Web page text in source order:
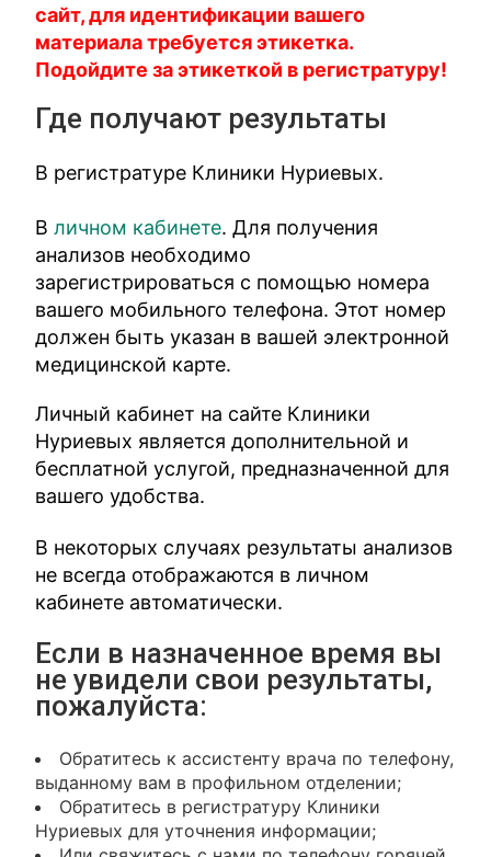
сайт, для идентификации вашего
материала требуется этикетка.
Подойдите за этикеткой в регистратуру!
Где получают результаты
В регистратуре Клиники Нуриевых.
Вличном кабинете. Для получения
анализов необходимо
зарегистрироваться с помощью номера
вашего мобильного телефона. Этот номер
должен быть указан в вашей электронной
медицинской карте.
Личный кабинет на сайте Клиники
Нуриевых является дополнительной и
бесплатной услугой, предназначенной для
вашего удобства.
В некоторых случаях результаты анализов
не всегда отображаются в личном
кабинете автоматически.
Если в назначенное время вы
не увидели свои результаты,
пожалуйста:
Обратитесь к ассистенту врача по телефону,
выданному вам в профильном отделении;
Обратитесь в регистратуру Клиники
Нуриевых для уточнения информации;